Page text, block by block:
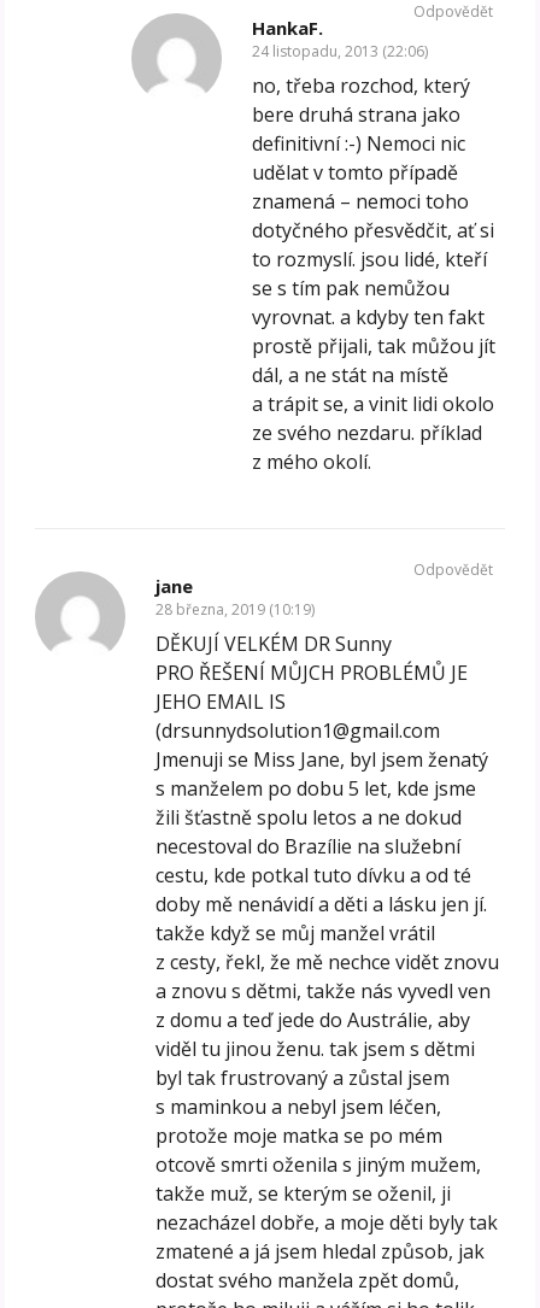
HankaF.
24 listopadu, 2013 (22:06)
no, třeba rozchod, který
bere druhá strana jako
definitivní :-) Nemoci nic
udělat v tomto případě
znamená – nemoci toho
dotyčného přesvědčit, ať si
to rozmyslí. jsou lidé, kteří
se s tím pak nemůžou
vyrovnat. a kdyby ten fakt
prostě přijali, tak můžou jít
dál, a ne stát na místě
a trápit se, a vinit lidi okolo
ze svého nezdaru. příklad
z mého okolí.
Odpovědět
jane
28 března, 2019 (10:19)
DĚKUJÍ VELKÉM DR Sunny
PRO ŘEŠENÍ MŮJCH PROBLÉMŮ JE
JEHO EMAIL IS
(drsunnydsolution1@gmail.com
Jmenuji se Miss Jane, byl jsem ženatý
s manželem po dobu 5 let, kde jsme
žili šťastně spolu letos a ne dokud
necestoval do Brazílie na služební
cestu, kde potkal tuto dívku a od té
doby mě nenávidí a děti a lásku jen jí.
takže když se můj manžel vrátil
z cesty, řekl, že mě nechce vidět znovu
a znovu s dětmi, takže nás vyvedl ven
z domu a teď jede do Austrálie, aby
viděl tu jinou ženu. tak jsem s dětmi
byl tak frustrovaný a zůstal jsem
s maminkou a nebyl jsem léčen,
protože moje matka se po mém
otcově smrti oženila s jiným mužem,
takže muž, se kterým se oženil, ji
nezacházel dobře, a moje děti byly tak
zmatené a já jsem hledal způsob, jak
dostat svého manžela zpět domů,
Odpovědět